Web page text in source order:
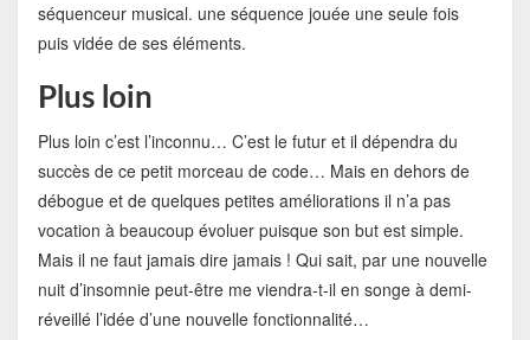
séquenceur musical. une séquence jouée une seule fois
puis vidée de ses éléments.
Plus loin
Plus loin c’est l’inconnu… C’est le futur et il dépendra du
succès de ce petit morceau de code… Mais en dehors de
débogue et de quelques petites améliorations il n’a pas
vocation à beaucoup évoluer puisque son but est simple.
Mais il ne faut jamais dire jamais ! Qui sait, par une nouvelle
nuit d’insomnie peut-être me viendra-t-il en songe à demi-
réveillé l’idée d’une nouvelle fonctionnalité…